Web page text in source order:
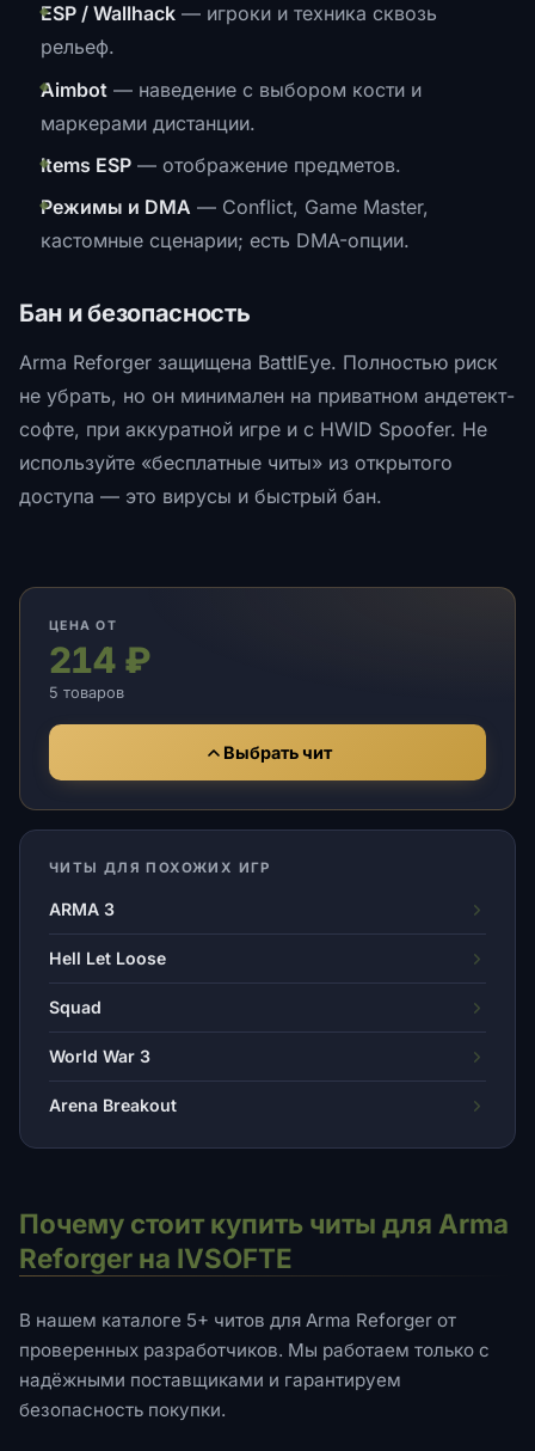
ESP / Wallhack — игроки и техника сквозь
рельеф.
Aimbot — наведение с выбором кости и
маркерами дистанции.
Items ESP — отображение предметов.
Режимы и DMA — Conflict, Game Master,
кастомные сценарии; есть DMA-опции.
Бан и безопасность
Arma Reforger защищена BattlEye. Полностью риск
не убрать, но он минимален на приватном андетект-
софте, при аккуратной игре и с HWID Spoofer. Не
используйте «бесплатные читы» из открытого
доступа — это вирусы и быстрый бан.
ЦЕНА ОТ
214 ₽
5 товаров
Выбрать чит
ЧИТЫ ДЛЯ ПОХОЖИХ ИГР
ARMA 3
Hell Let Loose
Squad
World War 3
Arena Breakout
Почему стоит купить читы для Arma
Reforger на IVSOFTE
В нашем каталоге 5+ читов для Arma Reforger от
проверенных разработчиков. Мы работаем только с
надёжными поставщиками и гарантируем
безопасность покупки.